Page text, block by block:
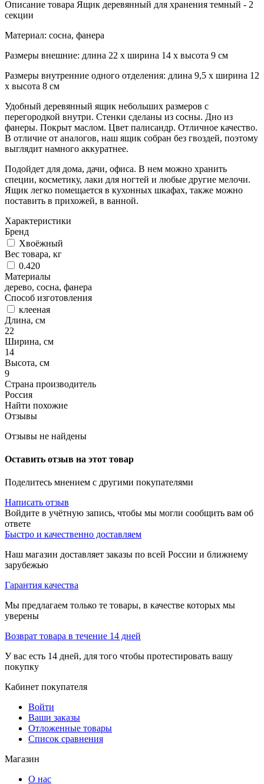
Описание товара Ящик деревянный для хранения темный - 2
секции
Материал: сосна, фанера
Размеры внешние: длина 22 x ширина 14 x высота 9 см
Размеры внутренние одного отделения: длина 9,5 х ширина 12
х высота 8 см
Удобный деревянный ящик небольших размеров с
перегородкой внутри. Стенки сделаны из сосны. Дно из
фанеры. Покрыт маслом. Цвет палисандр. Отличное качество.
В отличие от аналогов, наш ящик собран без гвоздей, поэтому
выглядит намного аккуратнее.
Подойдет для дома, дачи, офиса. В нем можно хранить
специи, косметику, лаки для ногтей и любые другие мелочи.
Ящик легко помещается в кухонных шкафах, также можно
поставить в прихожей, в ванной.
Характеристики
Бренд
Хвоёжный
Вес товара, кг
0.420
Материалы
дерево, сосна, фанера
Способ изготовления
клееная
Длина, см
22
Ширина, см
14
Высота, см
9
Страна производитель
Россия
Найти похожие
Отзывы
Отзывы не найдены
Оставить отзыв на этот товар
Поделитесь мнением с другими покупателями
Написать отзыв
Войдите в учётную запись, чтобы мы могли сообщить вам об
ответе
Быстро и качественно доставляем
Наш магазин доставляет заказы по всей России и ближнему
зарубежью
Гарантия качества
Мы предлагаем только те товары, в качестве которых мы
уверены
Возврат товара в течение 14 дней
У вас есть 14 дней, для того чтобы протестировать вашу
покупку
Кабинет покупателя
Войти
Ваши заказы
Отложенные товары
Список сравнения
Магазин
О нас